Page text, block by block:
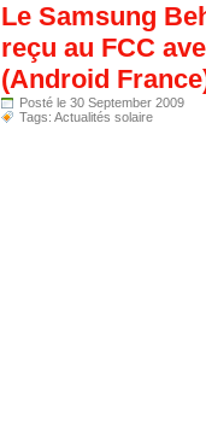
Le Samsung
reçu au FCC
(Android
Posté le 30 September 2009
Tags: Actualités solaire